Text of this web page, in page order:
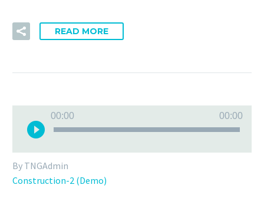
READ MORE
Player
00:00 00:00
By TNGAdmin
Construction-2 (Demo)